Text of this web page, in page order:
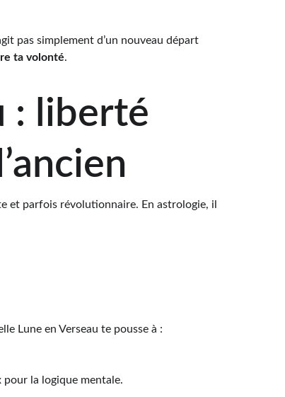
pas simplement d’un nouveau départ
ta volonté.
: liberté
et parfois révolutionnaire. En astrologie, il
Lune en Verseau te pousse à :
la logique mentale.